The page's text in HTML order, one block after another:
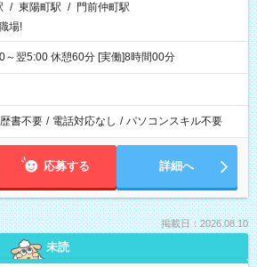
/ 東陽町駅 / 門前仲町駅
場!
～翌5:00 休憩60分 [実働]8時間00分
書不要 / 電話対応なし / パソコンスキル不要
応募する 詳細へ
掲載日：2026.08.10
未読